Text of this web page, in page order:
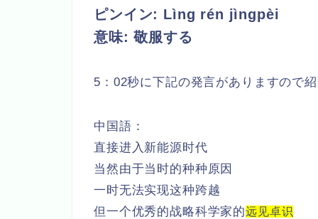
ピンイン: Lìng rén jìngpèi
意味: 敬服する
5：02秒に下記の発言がありますので
中国語：
直接进入新能源时代
当然由于当时的种种原因
一时无法实现这种跨越
但一个优秀的战略科学家的远见卓识